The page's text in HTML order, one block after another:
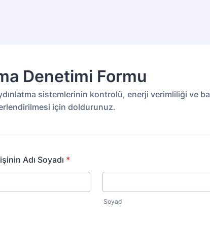
Denetimi Formu
sistemlerinin kontrolü, enerji verimliliği ve
için doldurunuz.
Adı Soyadı *
Soyad